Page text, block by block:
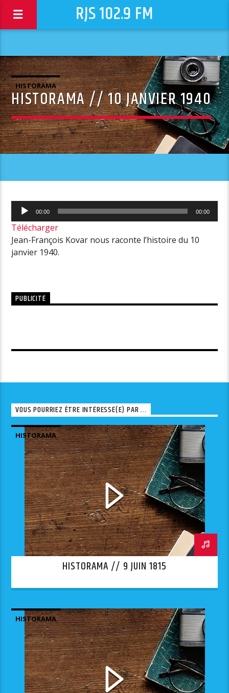
RJS 102.9 FM
HISTORAMA
HISTORAMA // 10 JANVIER 1940
Lecteur
audio
00:00 00:00
Télécharger
Jean-François Kovar nous raconte l’histoire du 10
janvier 1940.
PUBLICITÉ
VOUS POURRIEZ ÊTRE INTÉRESSÉ(E) PAR ...
HISTORAMA
HISTORAMA // 9 JUIN 1815
HISTORAMA